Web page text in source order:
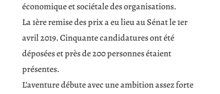
économique et sociétale des organisations.
La 1ère remise des prix a eu lieu au Sénat le 1er
avril 2019. Cinquante candidatures ont été
déposées et près de 200 personnes étaient
présentes.
L’aventure débute avec une ambition assez forte